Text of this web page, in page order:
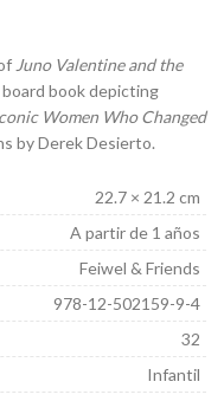
Juno Valentine and the
book depicting
Women Who Changed
by Derek Desierto.
22.7 × 21.2 cm
A partir de 1 años
Feiwel & Friends
978-12-502159-9-4
32
Infantil